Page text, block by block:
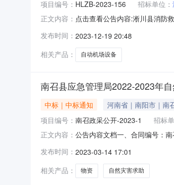
项目编号： HLZB-2023-156 招标单位：
正文内容： 点击查看公告内容:淅川县消防
1562、项目名称：淅川县消防
发布时间： 2023-12-19 20:48
相关产品：
自动机场设备
南召县应急管理局2022-2023年
中标｜中标通知 河南省｜南阳市｜南
项目编号： 南召政采公开-2023-1 招标
正文内容： 公告内容文档一、合同编号：
方）：河南启飞智能科技有限
18539985
发布时间： 2023-03-14 17:01
相关产品：
物资 自然灾害求助